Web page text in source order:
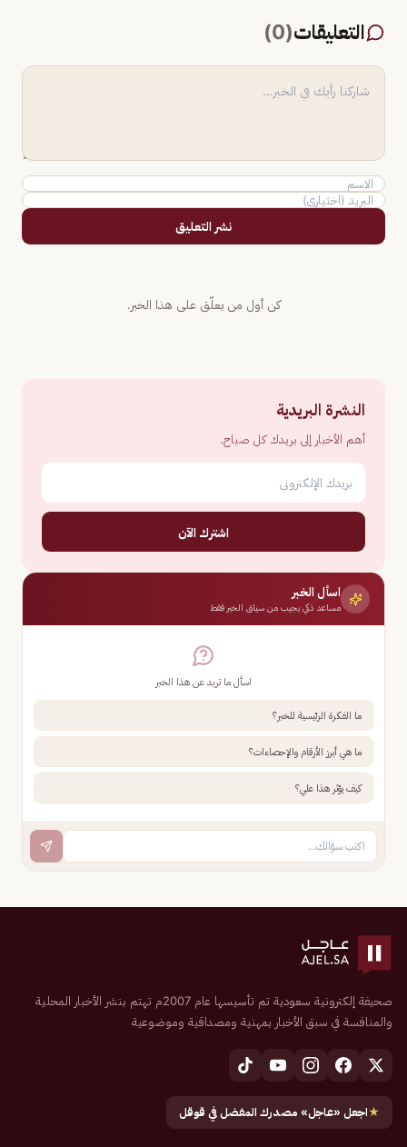
التعليقات(
0
)
نشر التعليق
كن أول من يعلّق على هذا الخبر.
النشرة البريدية
أهم الأخبار إلى بريدك كل صباح.
اشترك الآن
اسأل الخبر
مساعد ذكي يجيب من سياق الخبر فقط
اسأل ما تريد عن هذا الخبر
ما الفكرة الرئيسية للخبر؟
ما هي أبرز الأرقام والإحصاءات؟
كيف يؤثر هذا علي؟
صحيفة إلكترونية سعودية تم تأسيسها عام 2007م تهتم بنشر الأخبار المحلية
والمنافسة في سبق الأخبار بمهنية ومصداقية وموضوعية
★اجعل «عاجل» مصدرك المفضل في قوقل